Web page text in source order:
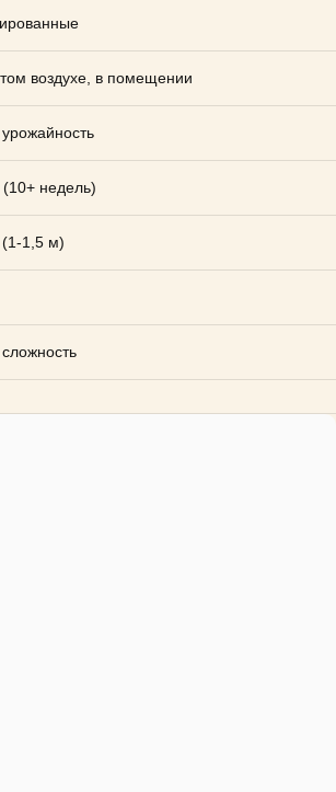
воздухе, в помещении
недель)
1,5 м)